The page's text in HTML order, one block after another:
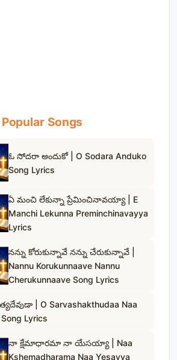
Popular Songs
ఓ సోదరా అందుకో | O Sodara Anduko
Song Lyrics
ఏ మంచి లేకున్నా ప్రేమించినావయ్యా | E
Manchi Lekunna Preminchinavayya
Lyrics
నన్ను కోరుకున్నావే నన్ను చేరుకున్నావే |
Nannu Korukunnaave Nannu
Cherukunnaave Song Lyrics
| O Sarvashakthudaa Naa
Lyrics
నా క్షేమాధారమా నా యేసయ్యా | Naa
Kshemadharama Naa Yesayya